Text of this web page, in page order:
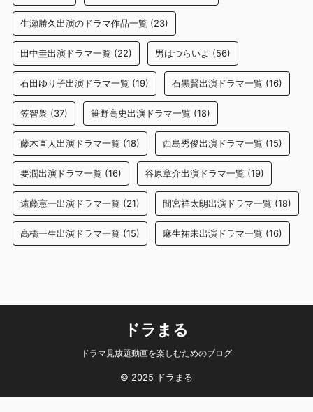
生瀬勝久出演のドラマ作品一覧 (23)
田中圭出演ドラマ一覧 (22) 男はつらいよ (56)
石田ゆり子出演ドラマ一覧 (19) 石黒賢出演ドラマ一覧 (16)
笠智衆 (37) 笹野高史出演ドラマ一覧 (18)
藤木直人出演ドラマ一覧 (18) 西島秀俊出演ドラマ一覧 (15)
要潤出演ドラマ一覧 (16) 谷原章介出演ドラマ一覧 (19)
遠藤憲一出演ドラマ一覧 (21) 間宮祥太朗出演ドラマ一覧 (18)
高橋一生出演ドラマ一覧 (15) 麻生祐未出演ドラマ一覧 (16)
ドラまる
ドラマ見放題動画を楽しむためのブログ
© 2025 ドラまる